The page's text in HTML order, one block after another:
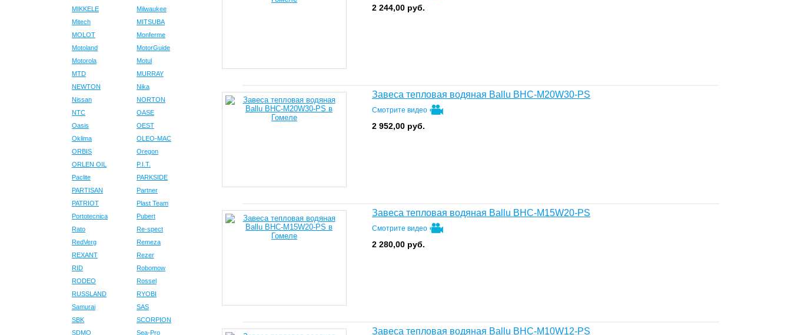
MIKKELE
Milwaukee
Mitech
MITSUBA
MOLOT
Monferme
Motoland
MotorGuide
Motorola
Motul
MTD
MURRAY
NEWTON
Nika
Nissan
NORTON
NTC
OASE
Oasis
OEST
Oklima
OLEO-MAC
ORBIS
Oregon
ORLEN OIL
P.I.T.
Paclite
PARKSIDE
PARTISAN
Partner
PATRIOT
Plast Team
Portotecnica
Pubert
Rato
Re-spect
RedVerg
Remeza
REXANT
Rezer
RID
Robomow
RODEO
Rossel
RUSSLAND
RYOBI
Samurai
SAS
SBK
SCORPION
SDMO
Sea-Pro
2 244,00 руб.
Завеса тепловая водяная Ballu BHC-M20W30-PS
Смотрите видео
2 952,00 руб.
Завеса тепловая водяная Ballu BHC-M15W20-PS
Смотрите видео
2 280,00 руб.
Завеса тепловая водяная Ballu BHC-M10W12-PS